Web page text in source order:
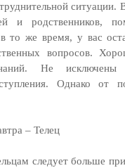
и родственников,
то же время, у вас
вопросов.
Не исключены
Однако от
– Телец
следует больше